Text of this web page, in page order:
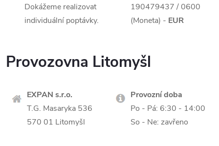
Dokážeme realizovat
individuální poptávky.
190479437 / 0600
(Moneta) - EUR
Provozovna Litomyšl
EXPAN s.r.o.
T.G. Masaryka 536
570 01 Litomyšl
Provozní doba
Po - Pá: 6:30 - 14:00
So - Ne: zavřeno